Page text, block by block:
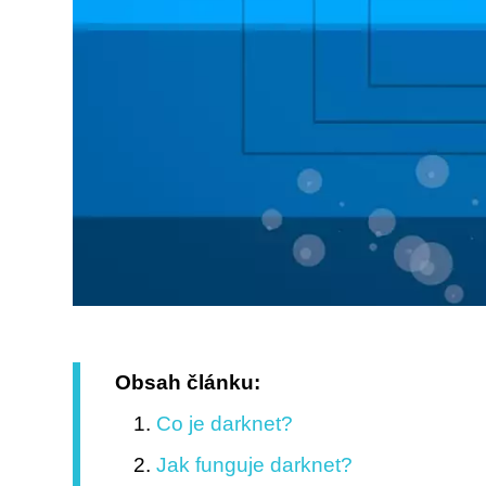
Obsah článku:
Co je darknet?
Jak funguje darknet?